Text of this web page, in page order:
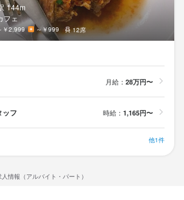
情報（アルバイト・パート）
144m
フェ
￥2,999 ～￥999 12席
月給： 28万円〜
ッフ 時給： 1,165円〜
他1件